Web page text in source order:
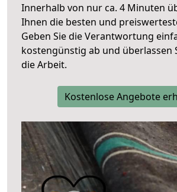
Innerhalb von nur ca. 4 Minuten
Ihnen die besten und
Geben Sie die Verantwortung
kostengünstig ab und überlassen
die Arbeit.
Kostenlose Angebote